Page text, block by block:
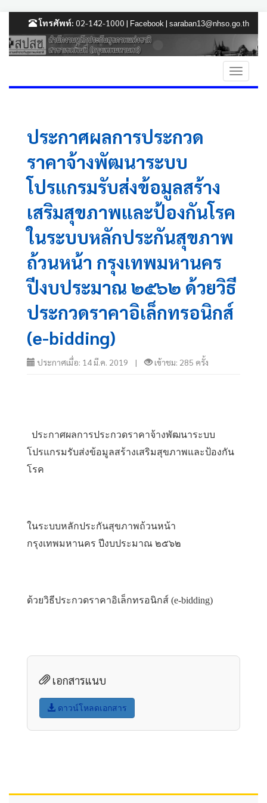
โทรศัพท์: 02-142-1000 | Facebook | saraban13@nhso.go.th
ประกาศผลการประกวด
ราคาจ้างพัฒนาระบบ
โปรแกรมรับส่งข้อมูลสร้าง
เสริมสุขภาพและป้องกันโรค
ในระบบหลักประกันสุขภาพ
ถ้วนหน้า กรุงเทพมหานคร
ปีงบประมาณ ๒๕๖๒ ด้วยวิธี
ประกวดราคาอิเล็กทรอนิกส์
(e-bidding)
ประกาศเมื่อ: 14 มี.ค. 2019 | เข้าชม: 285 ครั้ง
ประกาศผลการประกวดราคาจ้างพัฒนาระบบ
โปรแกรมรับส่งข้อมูลสร้างเสริมสุขภาพและป้องกัน
โรค
ในระบบหลักประกันสุขภาพถ้วนหน้า
กรุงเทพมหานคร ปีงบประมาณ ๒๕๖๒
ด้วยวิธีประกวดราคาอิเล็กทรอนิกส์ (e-bidding)
เอกสารแนบ
ดาวน์โหลดเอกสาร